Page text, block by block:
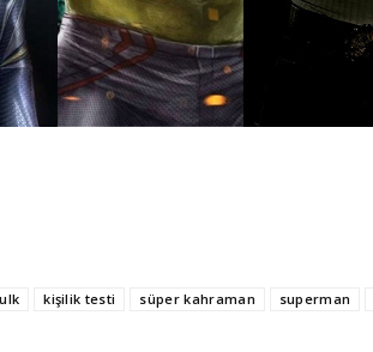
kişilik testi süper kahraman superman